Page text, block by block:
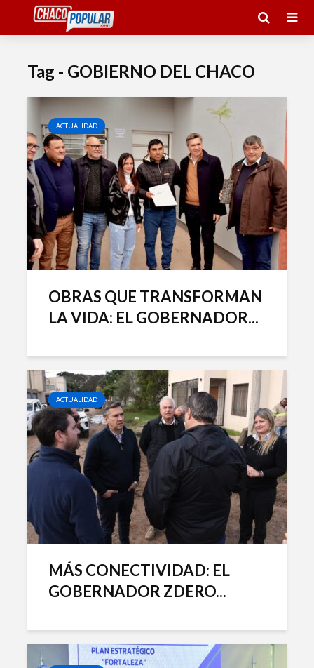
Tag - GOBIERNO DEL CHACO
ACTUALIDAD
OBRAS QUE TRANSFORMAN
LA VIDA: EL GOBERNADOR...
ACTUALIDAD
MÁS CONECTIVIDAD: EL
GOBERNADOR ZDERO...